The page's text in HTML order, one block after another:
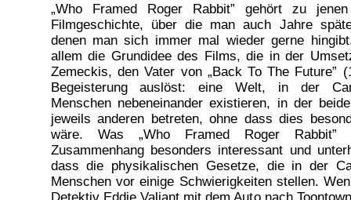
„Who Framed Roger Rabbit” gehört zu
Filmgeschichte, über die man auch Jahre
denen man sich immer mal wieder gerne
allem die Grundidee des Films, die in der
Zemeckis, den Vater von „Back To The Future”
Begeisterung auslöst: eine Welt, in der
Menschen nebeneinander existieren, in der
jeweils anderen betreten, ohne dass dies
wäre. Was „Who Framed Roger
Zusammenhang besonders interessant und
dass die physikalischen Gesetze, die in der
Menschen vor einige Schwierigkeiten stellen.
Detektiv Eddie Valiant mit dem Auto nach